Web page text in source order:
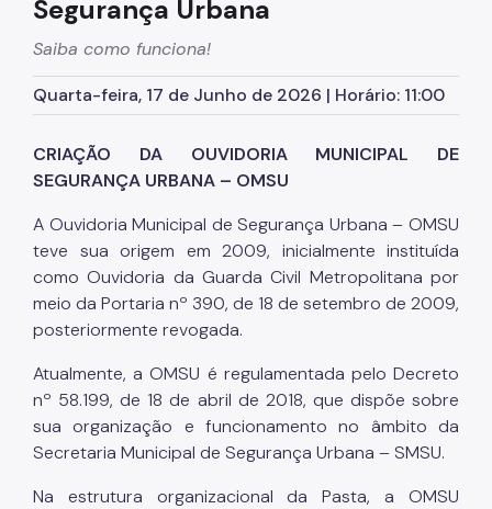
Defesa Civil Municipal
Juntas do Serviço Militar
Ouvidoria Municipal de Segurança Urbana
Legislação
Atas de RP
Imprensa
Segurança Urbana
Saiba como funciona!
Quarta-feira, 17 de Junho de 2026 | Horário: 11:00
CRIAÇÃO DA OUVIDORIA MUNICIPAL DE
SEGURANÇA URBANA – OMSU
A Ouvidoria Municipal de Segurança Urbana – OMSU
teve sua origem em 2009, inicialmente instituída
como Ouvidoria da Guarda Civil Metropolitana por
meio da Portaria nº 390, de 18 de setembro de 2009,
posteriormente revogada.
Atualmente, a OMSU é regulamentada pelo Decreto
nº 58.199, de 18 de abril de 2018, que dispõe sobre
sua organização e funcionamento no âmbito da
Secretaria Municipal de Segurança Urbana – SMSU.
Na estrutura organizacional da Pasta, a OMSU